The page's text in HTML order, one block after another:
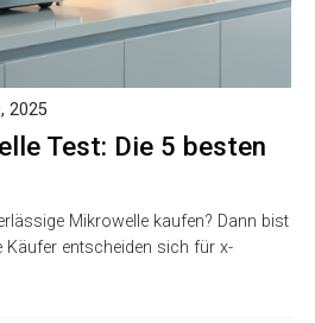
Test: Die 5 besten
2025
Mikrowelle kaufen? Dann bist
Käufer entscheiden sich für x-